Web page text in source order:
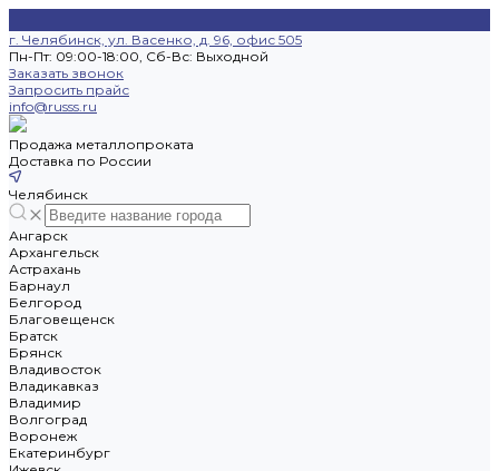
г. Челябинск, ул. Васенко, д. 96, офис 505
Пн-Пт: 09:00-18:00, Cб-Вс: Выходной
Заказать звонок
Запросить прайс
info@russs.ru
Продажа металлопроката
Доставка по России
Челябинск
Ангарск
Архангельск
Астрахань
Барнаул
Белгород
Благовещенск
Братск
Брянск
Владивосток
Владикавказ
Владимир
Волгоград
Воронеж
Екатеринбург